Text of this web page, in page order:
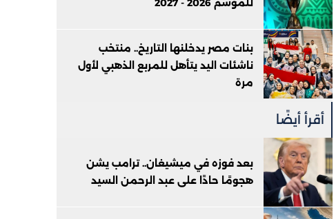
للموسم 2026 - 2027
بنات مصر يدخلنها التاريخ.. منتخب
ناشئات اليد يتأهل للمربع الذهبي لأول
مرة
أقرأ أيضًا
بعد فوزه في ميشيغان.. ترامب يشن
هجومًا حادًا على عبد الرحمن السيد